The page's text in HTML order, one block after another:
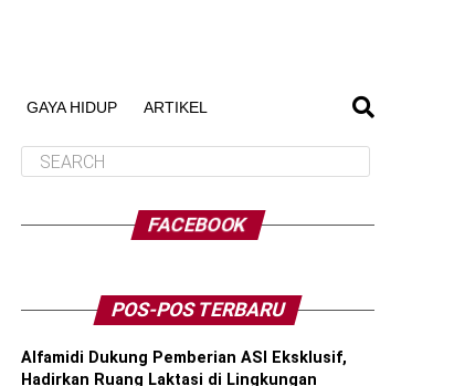
GAYA HIDUP ARTIKEL
FACEBOOK
POS-POS TERBARU
Alfamidi Dukung Pemberian ASI Eksklusif,
Hadirkan Ruang Laktasi di Lingkungan